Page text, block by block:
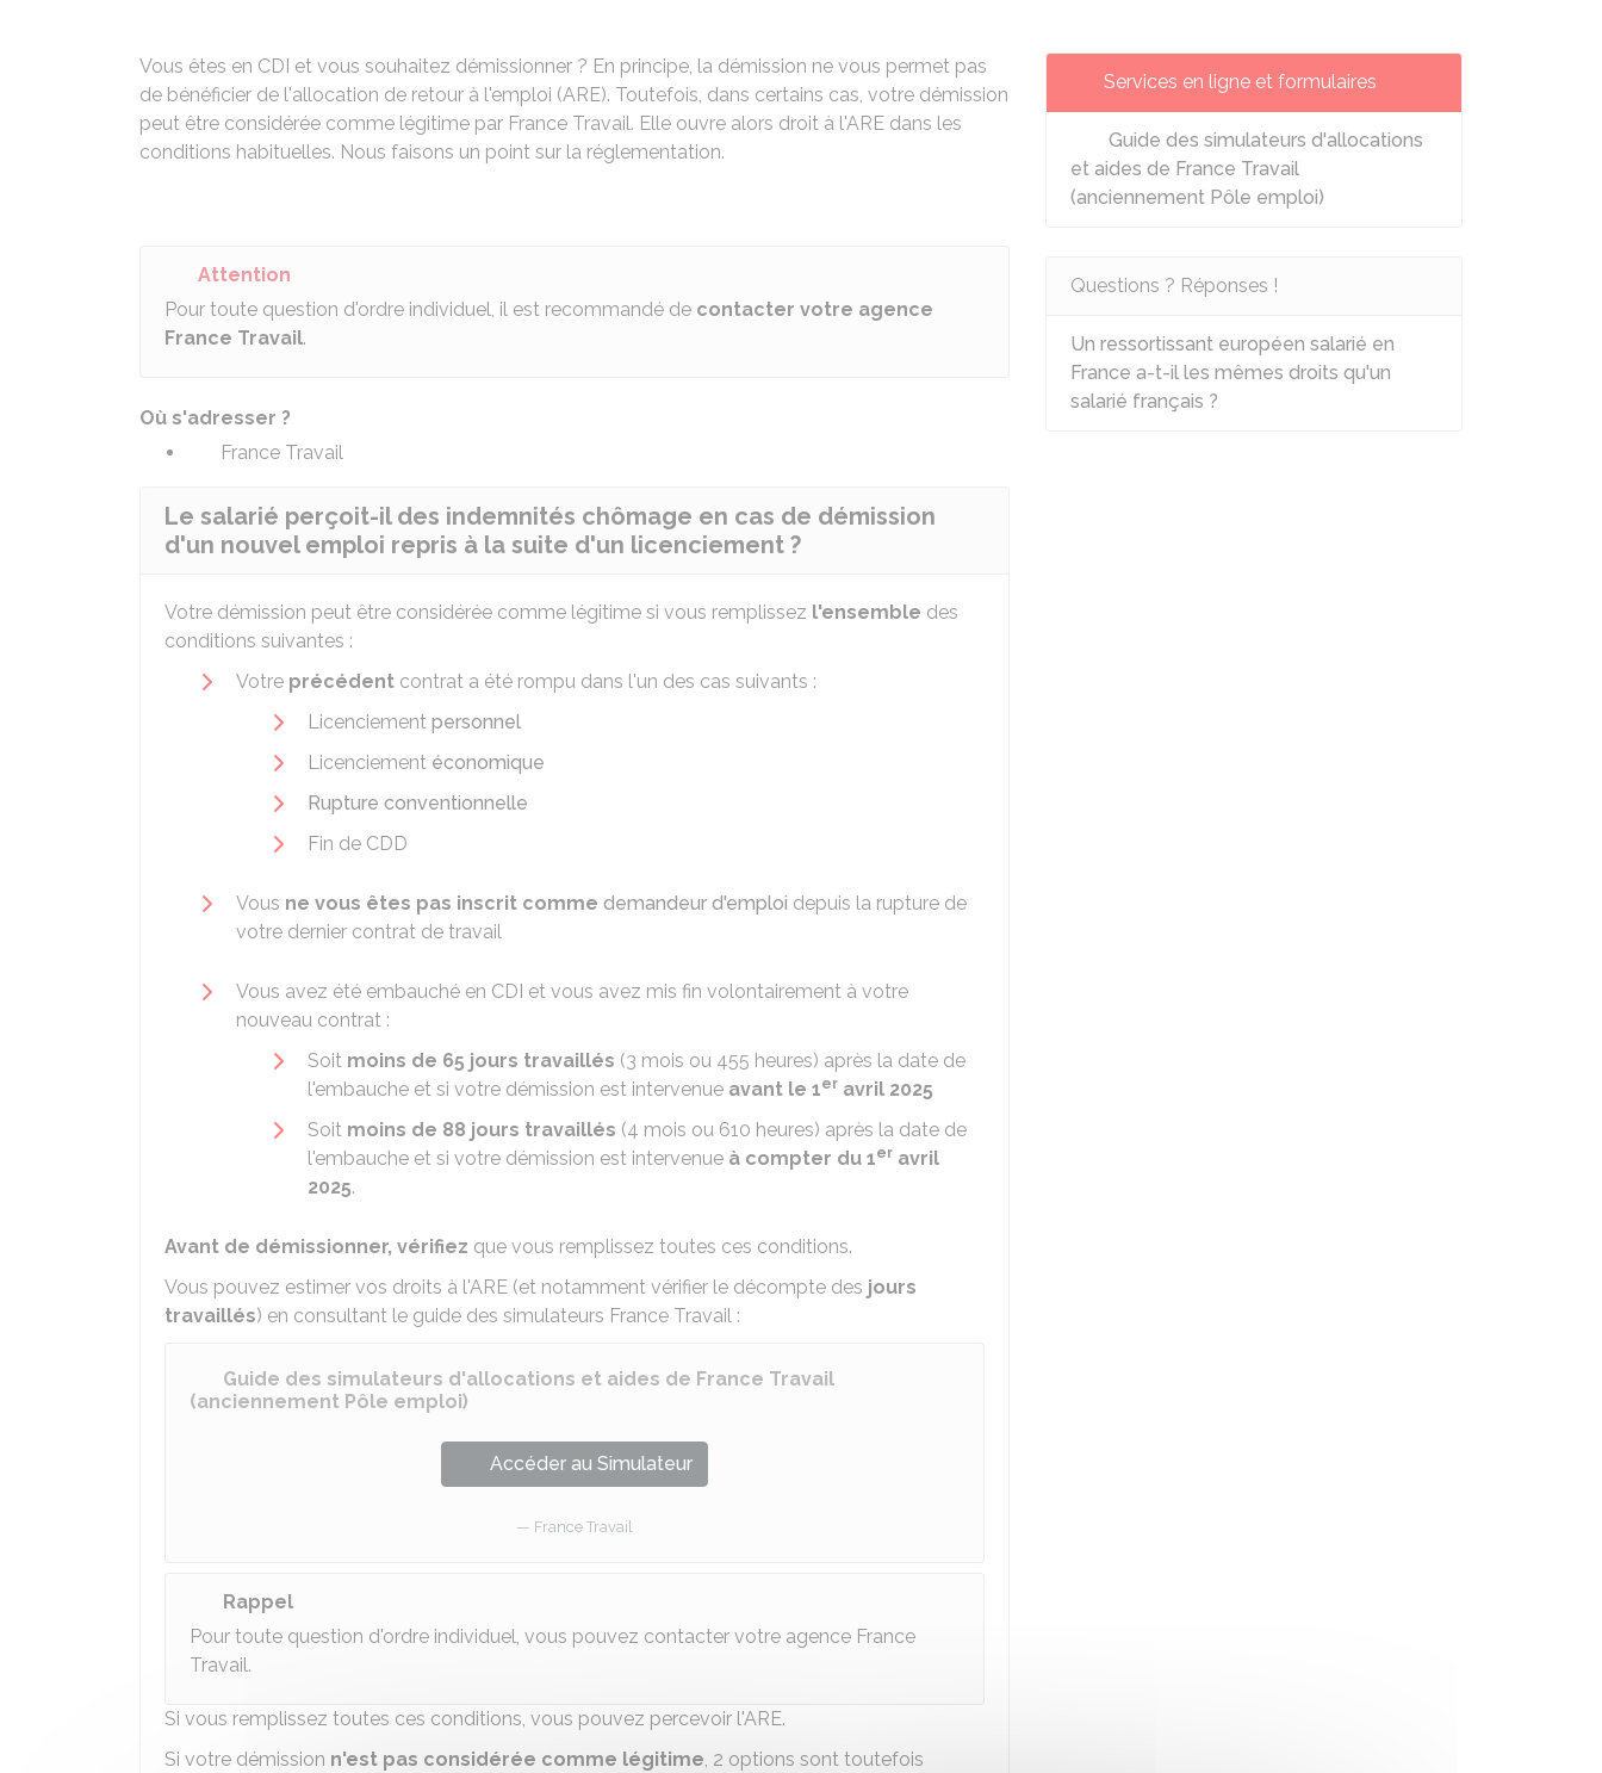
Vous êtes en CDI et vous souhaitez démissionner ? En principe, la démission ne vous permet pas
de bénéficier de l'allocation de retour à l'emploi (ARE). Toutefois, dans certains cas, votre démission
peut être considérée comme légitime par France Travail. Elle ouvre alors droit à l'ARE dans les
conditions habituelles. Nous faisons un point sur la réglementation.
Attention
Pour toute question d'ordre individuel, il est recommandé de contacter votre agence
France Travail.
Où s'adresser ?
France Travail
Le salarié perçoit-il des indemnités chômage en cas de démission
d'un nouvel emploi repris à la suite d'un licenciement ?
Votre démission peut être considérée comme légitime si vous remplissez l'ensemble des
conditions suivantes :
Votre précédent contrat a été rompu dans l'un des cas suivants :
Licenciement personnel
Licenciement économique
Rupture conventionnelle
Fin de CDD
Vous ne vous êtes pas inscrit comme demandeur d'emploi depuis la rupture de
votre dernier contrat de travail
Vous avez été embauché en CDI et vous avez mis fin volontairement à votre
nouveau contrat :
Soit moins de 65 jours travaillés (3 mois ou 455 heures) après la date de
l'embauche et si votre démission est intervenue avant le 1er avril 2025
Soit moins de 88 jours travaillés (4 mois ou 610 heures) après la date de
l'embauche et si votre démission est intervenue à compter du 1er avril
2025.
Avant de démissionner, vérifiez que vous remplissez toutes ces conditions.
Vous pouvez estimer vos droits à l'ARE (et notamment vérifier le décompte des jours
travaillés) en consultant le guide des simulateurs France Travail :
Guide des simulateurs d'allocations et aides de France Travail
(anciennement Pôle emploi)
Accéder au Simulateur
France Travail
Rappel
Pour toute question d'ordre individuel, vous pouvez contacter votre agence France
Travail.
Si vous remplissez toutes ces conditions, vous pouvez percevoir l'ARE.
Si votre démission n'est pas considérée comme légitime, 2 options sont toutefois
Services en ligne et formulaires
Guide des simulateurs d'allocations
et aides de France Travail
(anciennement Pôle emploi)
Questions ? Réponses !
Un ressortissant européen salarié en
France a-t-il les mêmes droits qu'un
salarié français ?